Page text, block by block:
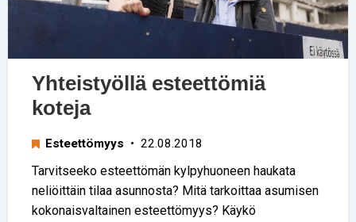
Yhteistyöllä esteettömiä
koteja
Esteettömyys • 22.08.2018
Tarvitseeko esteettömän kylpyhuoneen haukata
neliöittäin tilaa asunnosta? Mitä tarkoittaa asumisen
kokonaisvaltainen esteettömyys? Käykö